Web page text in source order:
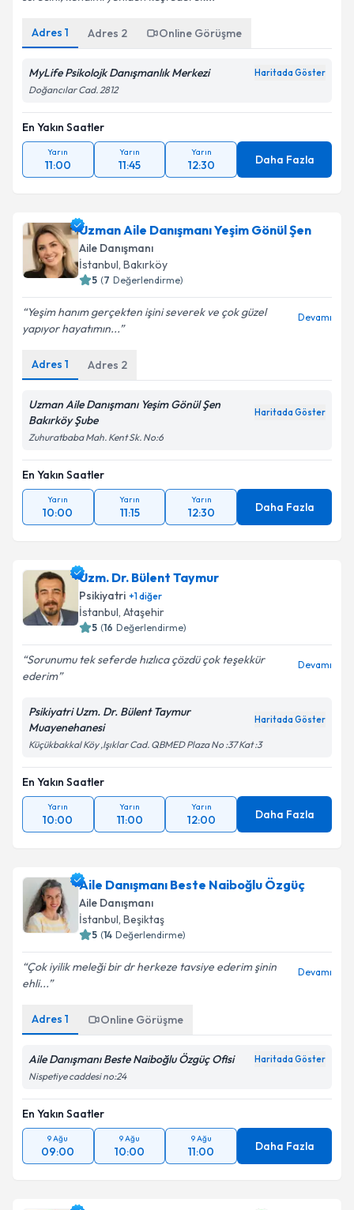
Adres 1 Adres 2 Online Görüşme
MyLife Psikolojk Danışmanlık Merkezi Haritada Göster
Doğancılar Cad. 2812
En Yakın Saatler
Yarın
11:00
Yarın
11:45
Yarın
12:30 Daha Fazla
Uzman Aile Danışmanı Yeşim Gönül Şen
Aile Danışmanı
İstanbul, Bakırköy
5 (7 Değerlendirme)
Yeşim hanım gerçekten işini severek ve çok güzel
yapıyor hayatımın...
Devamı
Adres 1 Adres 2
Uzman Aile Danışmanı Yeşim Gönül Şen
Bakırköy Şube
Haritada Göster
Zuhuratbaba Mah. Kent Sk. No:6
En Yakın Saatler
Yarın
10:00
Yarın
11:15
Yarın
12:30 Daha Fazla
Uzm. Dr. Bülent Taymur
Psikiyatri +1diğer
İstanbul, Ataşehir
5 (16 Değerlendirme)
Sorunumu tek seferde hızlıca çözdü çok teşekkür
ederim
Devamı
Psikiyatri Uzm. Dr. Bülent Taymur
Muayenehanesi
Haritada Göster
Küçükbakkal Köy ,Işıklar Cad. QBMED Plaza No :37 Kat :3
En Yakın Saatler
Yarın
10:00
Yarın
11:00
Yarın
12:00 Daha Fazla
Aile Danışmanı Beste Naiboğlu Özgüç
Aile Danışmanı
İstanbul, Beşiktaş
5 (14 Değerlendirme)
Çok iyilik meleği bir dr herkeze tavsiye ederim şinin
ehli...
Devamı
Adres 1 Online Görüşme
Aile Danışmanı Beste Naiboğlu Özgüç Ofisi Haritada Göster
Nispetiye caddesi no:24
En Yakın Saatler
9 Ağu
09:00
9 Ağu
10:00
9 Ağu
11:00 Daha Fazla